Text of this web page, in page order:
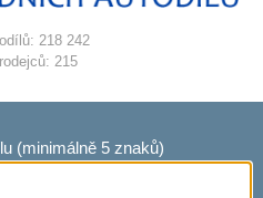
218 242
215
(minimálně 5 znaků)